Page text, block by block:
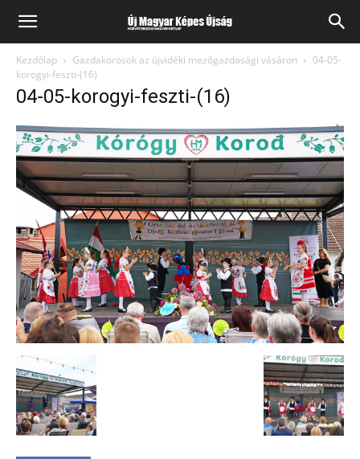
Kezdőlap Gazdakörösök az újvidéki mezőgazdasági vásáron
04-05-
korogyi-feszti-(16)
04-05-korogyi-feszti-(16)